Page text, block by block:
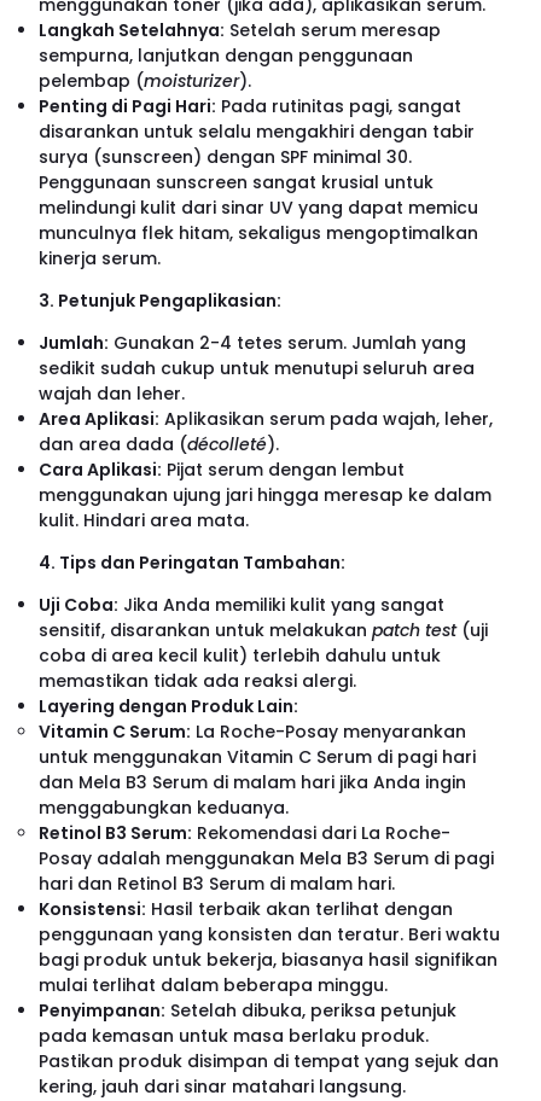
menggunakan toner (jika ada), aplikasikan serum.
Langkah Setelahnya: Setelah serum meresap
sempurna, lanjutkan dengan penggunaan
pelembap (moisturizer).
Penting di Pagi Hari: Pada rutinitas pagi, sangat
disarankan untuk selalu mengakhiri dengan tabir
surya (sunscreen) dengan SPF minimal 30.
Penggunaan sunscreen sangat krusial untuk
melindungi kulit dari sinar UV yang dapat memicu
munculnya flek hitam, sekaligus mengoptimalkan
kinerja serum.
3. Petunjuk Pengaplikasian:
Jumlah: Gunakan 2-4 tetes serum. Jumlah yang
sedikit sudah cukup untuk menutupi seluruh area
wajah dan leher.
Area Aplikasi: Aplikasikan serum pada wajah, leher,
dan area dada (décolleté).
Cara Aplikasi: Pijat serum dengan lembut
menggunakan ujung jari hingga meresap ke dalam
kulit. Hindari area mata.
4. Tips dan Peringatan Tambahan:
Uji Coba: Jika Anda memiliki kulit yang sangat
sensitif, disarankan untuk melakukan patch test(uji
coba di area kecil kulit) terlebih dahulu untuk
memastikan tidak ada reaksi alergi.
Layering dengan Produk Lain:
Vitamin C Serum: La Roche-Posay menyarankan
untuk menggunakan Vitamin C Serum di pagi hari
dan Mela B3 Serum di malam hari jika Anda ingin
menggabungkan keduanya.
Retinol B3 Serum: Rekomendasi dari La Roche-
Posay adalah menggunakan Mela B3 Serum di pagi
hari dan Retinol B3 Serum di malam hari.
Konsistensi: Hasil terbaik akan terlihat dengan
penggunaan yang konsisten dan teratur. Beri waktu
bagi produk untuk bekerja, biasanya hasil signifikan
mulai terlihat dalam beberapa minggu.
Penyimpanan: Setelah dibuka, periksa petunjuk
pada kemasan untuk masa berlaku produk.
Pastikan produk disimpan di tempat yang sejuk dan
kering, jauh dari sinar matahari langsung.